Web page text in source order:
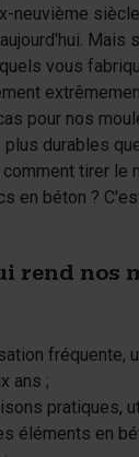
neuvième
Mais
vous
pour nos
durables
comment tirer le
en béton ?
rend nos
fréquente,
ans ;
pratiques,
éléments en